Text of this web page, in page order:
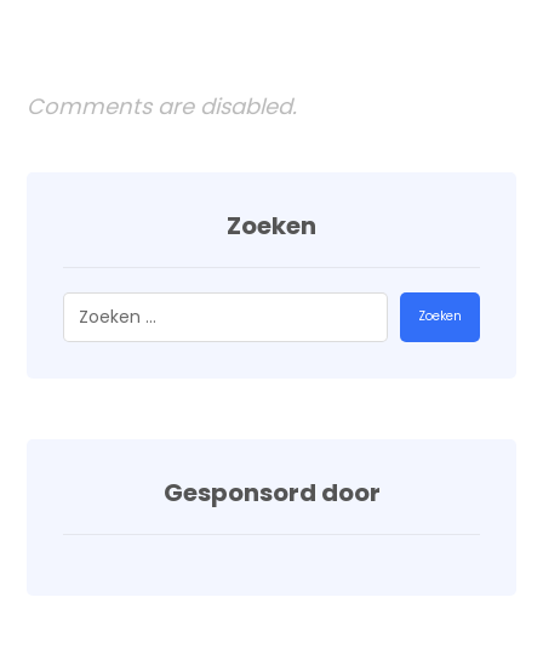
Comments are disabled.
Zoeken
Zoeken
Gesponsord door